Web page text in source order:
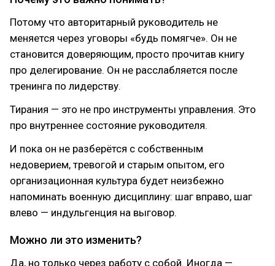
Потому что авторитарный руководитель не
меняется через уговоры «будь помягче». Он не
становится доверяющим, просто прочитав книгу
про делегирование. Он не расслабляется после
тренинга по лидерству.
Тирания — это не про инструменты управления. Это
про внутреннее состояние руководителя.
И пока он не разберётся с собственным
недоверием, тревогой и старым опытом, его
организационная культура будет неизбежно
напоминать военную дисциплину: шаг вправо, шаг
влево — индульгенция на выговор.
Можно ли это изменить?
Да, но только через работу с собой. Иногда —